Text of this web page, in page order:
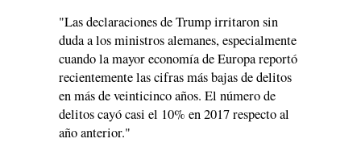
"Las declaraciones de Trump irritaron sin
duda a los ministros alemanes, especialmente
cuando la mayor economía de Europa reportó
recientemente las cifras más bajas de delitos
en más de veinticinco años. El número de
delitos cayó casi el 10% en 2017 respecto al
año anterior."